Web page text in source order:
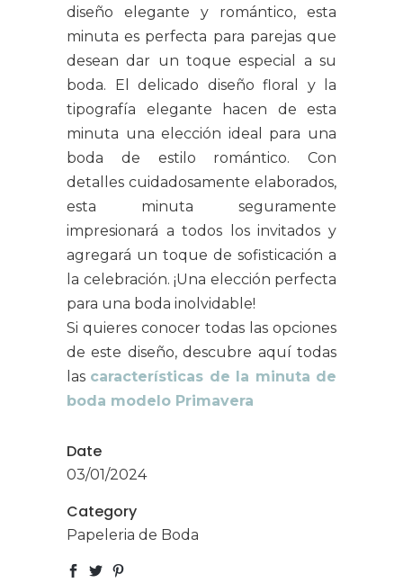
diseño elegante y romántico, esta
minuta es perfecta para parejas que
desean dar un toque especial a su
boda. El delicado diseño floral y la
tipografía elegante hacen de esta
minuta una elección ideal para una
boda de estilo romántico. Con
detalles cuidadosamente elaborados,
esta minuta seguramente
impresionará a todos los invitados y
agregará un toque de sofisticación a
la celebración. ¡Una elección perfecta
para una boda inolvidable!
Si quieres conocer todas las opciones
de este diseño, descubre aquí todas
las características de la minuta de
boda modelo Primavera
Date
03/01/2024
Category
Papeleria de Boda
Textos Legales
Política de Cookies
Política de privacidad
Declaracción Accesibilidad